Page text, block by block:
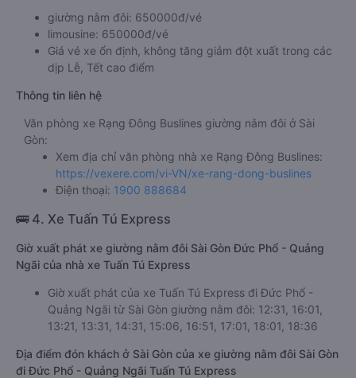
giường nằm đôi: 650000đ/vé
limousine: 650000đ/vé
Giá vé xe ổn định, không tăng giảm đột xuất trong các
dịp Lễ, Tết cao điểm
Thông tin liên hệ
Văn phòng xe Rạng Đông Buslines giường nằm đôi ở Sài
Gòn:
Xem địa chỉ văn phòng nhà xe Rạng Đông Buslines:
https://vexere.com/vi-VN/xe-rang-dong-buslines
Điện thoại: 1900 888684
🚌 4. Xe Tuấn Tú Express
Giờ xuất phát xe giường nằm đôi Sài Gòn Đức Phổ - Quảng
Ngãi của nhà xe Tuấn Tú Express
Giờ xuất phát của xe Tuấn Tú Express đi Đức Phổ -
Quảng Ngãi từ Sài Gòn giường nằm đôi: 12:31, 16:01,
13:21, 13:31, 14:31, 15:06, 16:51, 17:01, 18:01, 18:36
Địa điểm đón khách ở Sài Gòn của xe giường nằm đôi Sài Gòn
đi Đức Phổ - Quảng Ngãi Tuấn Tú Express